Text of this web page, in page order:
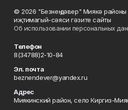
© 2026 "Безнең дәвер" Миякә районы
иҗтимагый-сәяси гәзите сайты
Об использовании персональных
Телефон
8(34788)2-10-84
Эл. почта
beznendever@yandex.ru
Адрес
Миякинский район, село Киргиз-